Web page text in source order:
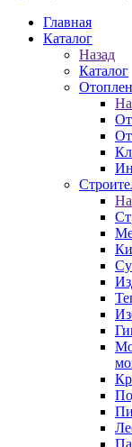
Главная
Каталог
Назад
Каталог